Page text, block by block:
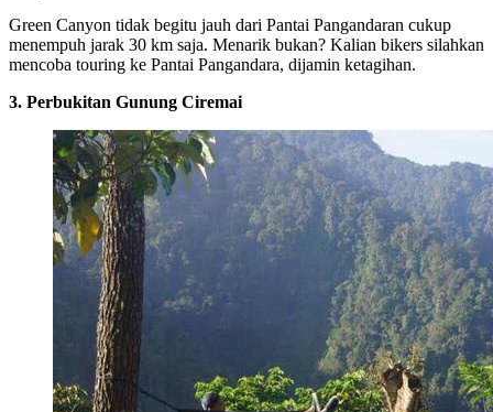
Green Canyon tidak begitu jauh dari Pantai Pangandaran cukup
menempuh jarak 30 km saja. Menarik bukan? Kalian bikers silahkan
mencoba touring ke Pantai Pangandara, dijamin ketagihan.
3. Perbukitan Gunung Ciremai